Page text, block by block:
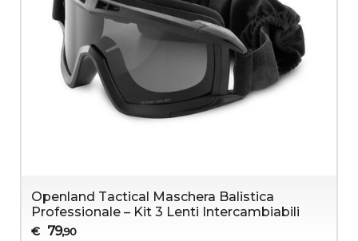
Openland Tactical Maschera Balistica
Professionale – Kit 3 Lenti Intercambiabili
€ 79,90